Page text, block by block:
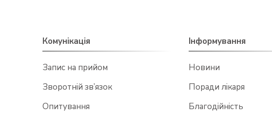
Комунікація
Запис на прийом
Зворотній зв’язок
Опитування
Інформування
Новини
Поради лікаря
Благодійність